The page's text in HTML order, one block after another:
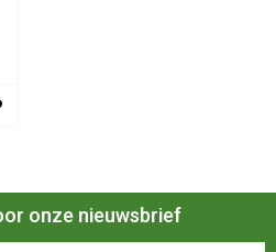
onze nieuwsbrief